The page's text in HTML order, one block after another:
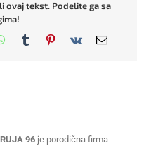
ovaj tekst. Podelite ga sa
WhatsApp
TumblrPinterest
Vk Email
96 je porodična firma